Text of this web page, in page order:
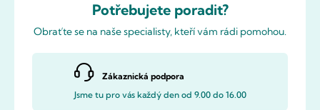
Potřebujete poradit?
Obraťte se na naše specialisty, kteří vám rádi pomohou.
Zákaznická podpora
Jsme tu pro vás každý den od 9.00 do 16.00